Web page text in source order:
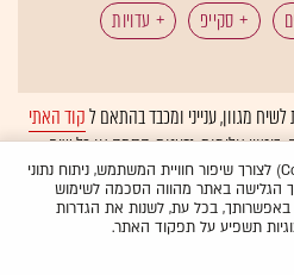
סקייפ עדויות
מגוון, ענייני ומכבד בהתאם לקוד האתי
ביטויי אלימות, גזענות, הסתה או כל שיח
ולא יפורסמו באתר.
האתר עושה שימוש בעוגיות (Cookies) לצורך שיפור חוויית המשתמש, ניתוח נתוני
הגלישה באתר מהווה הסכמה לשימוש
באפשרותך, בכל עת, לשנות את הגדרות
תשפיע על תפקוד האתר.